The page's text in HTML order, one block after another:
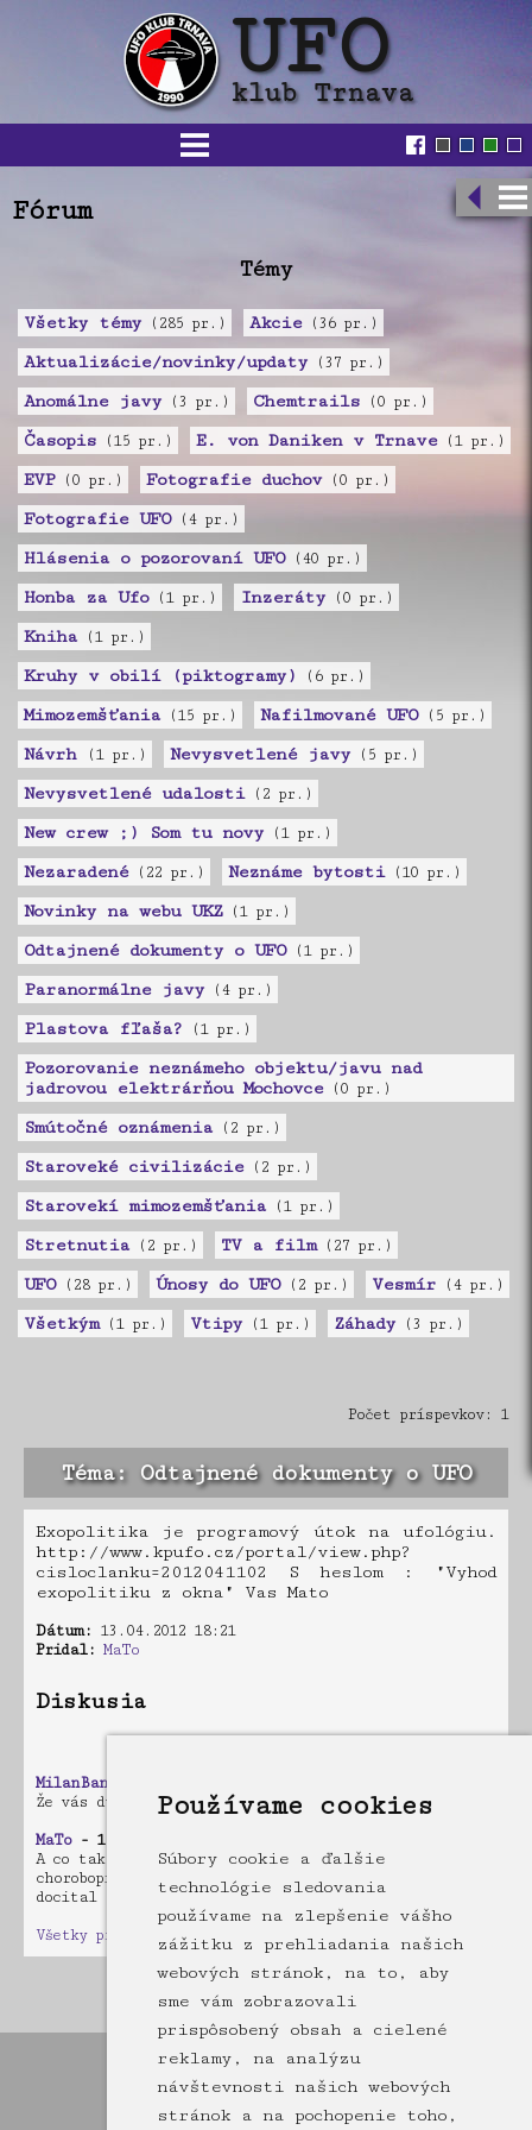
Používame cookies
Súbory cookie a ďalšie
technológie sledovania
používame na zlepšenie vášho
zážitku z prehliadania našich
webových stránok, na to, aby
sme vám zobrazovali
prispôsobený obsah a cielené
reklamy, na analýzu
návštevnosti našich webových
stránok a na pochopenie toho,
Fórum
Témy
Všetky témy (285 pr.) Akcie(36 pr.)
Aktualizácie/novinky/updaty (37 pr.)
Anomálne javy (3 pr.) Chemtrails (0 pr.)
Časopis (15 pr.) E. von Daniken v Trnave(1 pr.)
EVP(0 pr.) Fotografie duchov(0 pr.)
Fotografie UFO(4 pr.)
Hlásenia o pozorovaní UFO(40 pr.)
Honba za Ufo(1 pr.) Inzeráty (0 pr.)
Kniha (1 pr.)
Kruhy v obilí (piktogramy) (6 pr.)
Mimozemšťania (15 pr.) Nafilmované UFO(5 pr.)
Návrh (1 pr.) Nevysvetlené javy (5 pr.)
Nevysvetlené udalosti(2 pr.)
New crew ;) Som tu novy (1 pr.)
Nezaradené(22 pr.) Neznáme bytosti(10 pr.)
Novinky na webu UKZ(1 pr.)
Odtajnené dokumenty o UFO(1 pr.)
Paranormálne javy (4 pr.)
Plastova fľaša? (1 pr.)
Pozorovanie neznámeho objektu/javu nad
jadrovou elektrárňou Mochovce(0 pr.)
Smútočné oznámenia (2 pr.)
Staroveké civilizácie(2 pr.)
Starovekí mimozemšťania (1 pr.)
Stretnutia (2 pr.) TV a film(27 pr.)
UFO(28 pr.) Únosy do UFO(2 pr.) Vesmír (4 pr.)
Všetkým(1 pr.) Vtipy (1 pr.) Záhady (3 pr.)
Počet príspevkov: 1
Téma: Odtajnené dokumenty o UFO
Exopolitika je programový útok na ufológiu.
http://www.kpufo.cz/portal/view.php?
cisloclanku=2012041102 S heslom : "Vyhod
exopolitiku z okna" Vas Mato
Dátum: 13.04.2012 18:21
Pridal: MaTo
Diskusia
MilanBanáš
Že vás dvoch mimozemšťanov to ešte baví...
MaTo- 16.04.2012 20:59
A co tak vytiahnut nieco na teba, trebars tvoj
chorobopis? Aj ked uz teraz viem, co by som sa
docital :-)
Všetky príspevky
Stránka: [1]